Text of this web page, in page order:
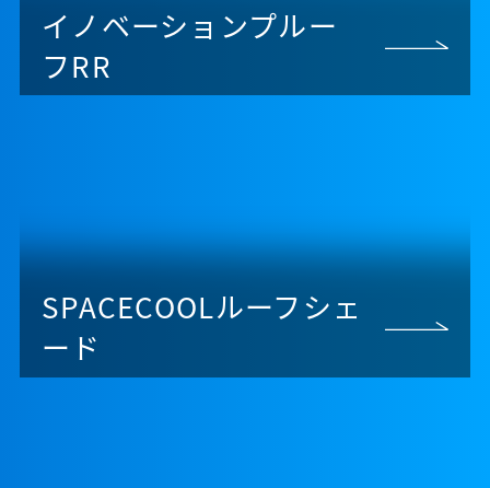
イノベーションプルー
フRR
SPACECOOLルーフシェ
ード